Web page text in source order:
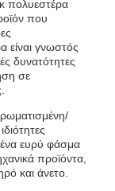
πολυεστέρα
που
είναι γνωστός
δυνατότητες
σε
ένα ευρύ φάσμα
προϊόντα,
και άνετο.